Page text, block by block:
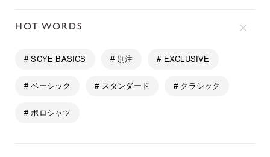
HOT WORDS
# SCYE BASICS # 別注 # EXCLUSIVE
# ベーシック # スタンダード # クラシック
# ポロシャツ